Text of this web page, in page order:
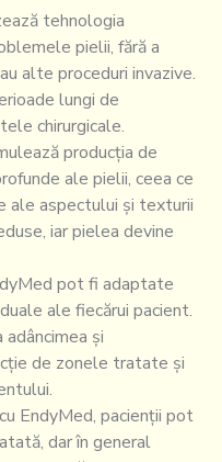
tehnologia
pielii, fără a
alte proceduri invazive.
lungi de
chirurgicale.
producția de
ale pielii, ceea ce
ale aspectului și texturii
iar pielea devine
pot fi adaptate
ale fiecărui pacient.
și
de zonele tratate și
EndyMed, pacienții pot
dar în general